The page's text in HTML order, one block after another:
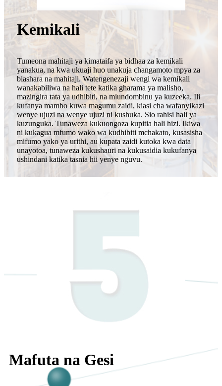
Kemikali
Tumeona mahitaji ya kimataifa ya bidhaa za kemikali
yanakua, na kwa ukuaji huo unakuja changamoto mpya za
biashara na mahitaji. Watengenezaji wengi wa kemikali
wanakabiliwa na hali tete katika gharama ya malisho,
mazingira tata ya udhibiti, na miundombinu ya kuzeeka. Ili
kufanya mambo kuwa magumu zaidi, kiasi cha wafanyikazi
wenye ujuzi na wenye ujuzi ni kushuka. Sio rahisi hali ya
kuzunguka. Tunaweza kukuongoza kupitia hali hizi. Ikiwa
ni kukagua mfumo wako wa kudhibiti mchakato, kusasisha
mifumo yako ya urithi, au kupata zaidi kutoka kwa data
unayotoa, tunaweza kukushauri na kukusaidia kukufanya
ushindani katika tasnia hii yenye nguvu.
Mafuta na Gesi